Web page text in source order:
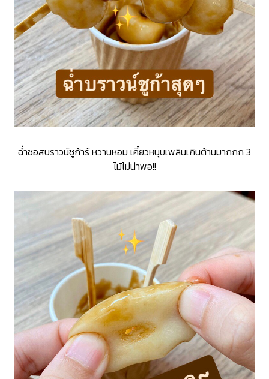
ฉ่ำซอสบราวน์ชูก้าร์ หวานหอม เคี้ยวหนุบเพลินเกินต้านมากกก 3
ไม้ไม่น่าพอ!!